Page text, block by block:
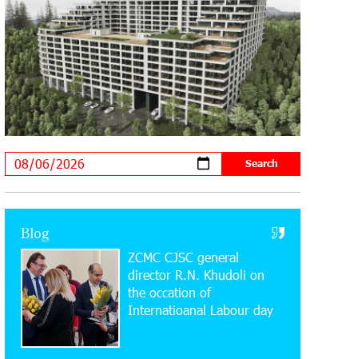
Supported by IDBank
11:59:57 28-07-2026
Ucom’s Sales and Service Center
Reopens at 24/2 Shahumyan Street in
Ararat
Scholarship recipients of the “Armenian
Virtuosos” Program participated in the
Järvi Academy and Pärnu Music Festival in Estonia,
representing Armenia on the international stage
11:53:39 23-07-2026
Ucom Supports the Installation of a 15
kW Solar Power Plant at the Vayk
Sports School
20:56:14 22-07-2026
Blog
ZCMC CJSC general
director R.N. Khudoli on
the օccation of
Internatioanal Labour day